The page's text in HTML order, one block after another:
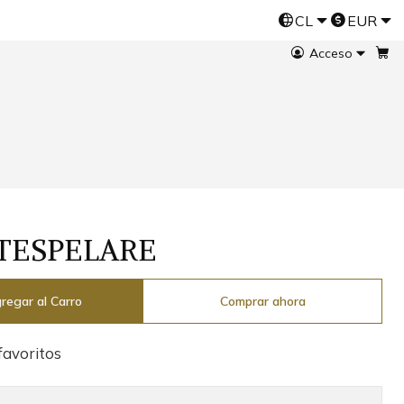
Acceso
Esta es una tienda demo de JumpsellerPrueba gratis
CL EUR
al Carro Comprar ahora